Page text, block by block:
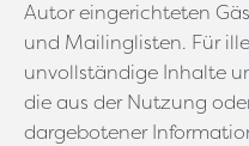
Autor eingerichteten
und Mailinglisten. Für
unvollständige Inhalte
die aus der Nutzung
dargebotener